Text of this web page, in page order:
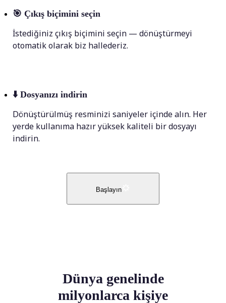
🎯 Çıkış biçimini seçin
İstediğiniz çıkış biçimini seçin — dönüştürmeyi
otomatik olarak biz hallederiz.
⬇️ Dosyanızı indirin
Dönüştürülmüş resminizi saniyeler içinde alın. Her
yerde kullanıma hazır yüksek kaliteli bir dosyayı
indirin.
Başlayın
Dünya genelinde
milyonlarca kişiye